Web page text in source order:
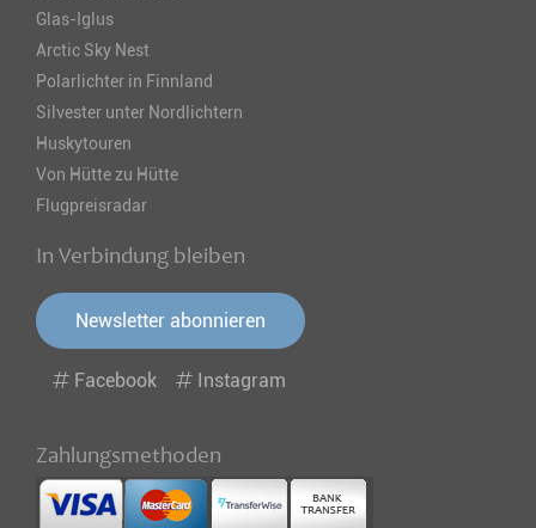
Glas-Iglus
Arctic Sky Nest
Polarlichter in Finnland
Silvester unter Nordlichtern
Huskytouren
Von Hütte zu Hütte
Flugpreisradar
In Verbindung bleiben
Newsletter abonnieren
Facebook Instagram
Zahlungsmethoden